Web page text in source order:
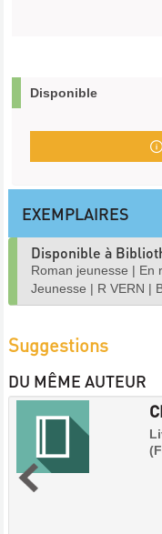
Disponible
EXEMPLAIRES
Disponible à
Roman jeunesse | En
Jeunesse | R VERN |
Suggestions
DU MÊME AUTEUR